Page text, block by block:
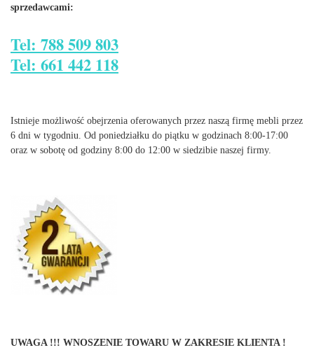
sprzedawcami:
Tel: 788 509 803
Tel: 661 442 118
Istnieje możliwość obejrzenia oferowanych przez naszą firmę mebli przez
6 dni w tygodniu. Od poniedziałku do piątku w godzinach 8:00-17:00
oraz w sobotę od godziny 8:00 do 12:00 w siedzibie naszej firmy.
UWAGA !!! WNOSZENIE TOWARU W ZAKRESIE KLIENTA !